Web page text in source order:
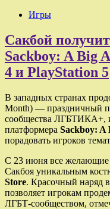
Игры
Сакбой
Sackboy: A Big
4 и PlayStation 5
В западных странах
Month) — праздничный
сообщества ЛГБТИКА+,
платформера Sackboy: A
порадовать игроков
С 23 июня все желающие
Сакбоя уникальным
Store. Красочный наряд
позволяет игрокам
ЛГБТ-сообществом,